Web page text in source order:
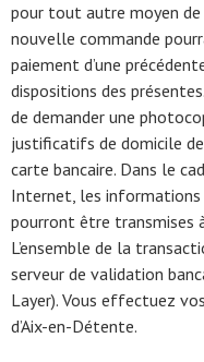
pour tout autre moyen
nouvelle commande
paiement d’une
dispositions des
de demander une
justificatifs de domicile
carte bancaire. Dans le
Internet, les
pourront être transmises
L’ensemble de la
serveur de validation
Layer). Vous effectuez
d’Aix-en-Détente.